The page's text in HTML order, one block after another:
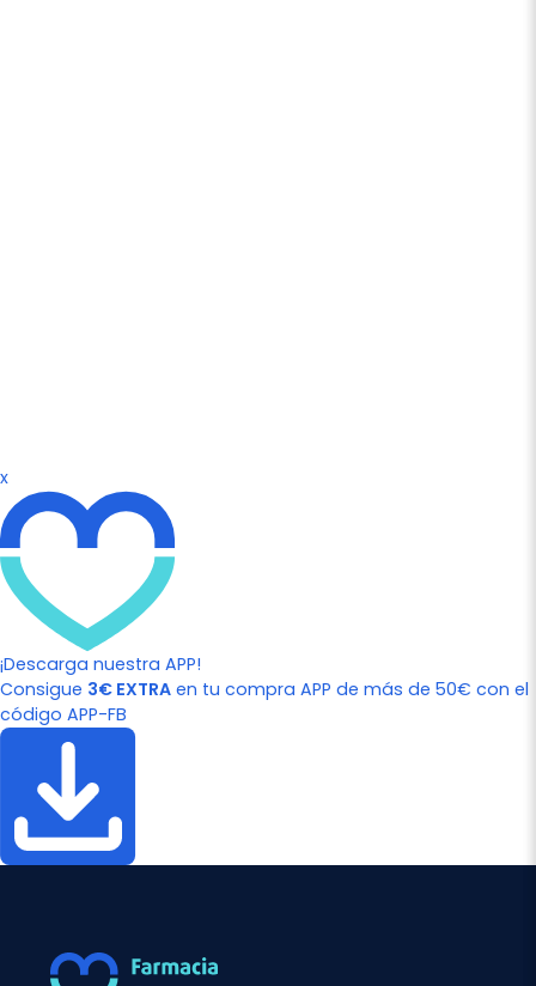
x
¡Descarga nuestra APP!
Consigue 3€ EXTRA en tu compra APP de más de 50€ con el
código APP-FB